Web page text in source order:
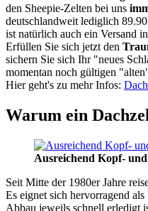
den Sheepie-Zelten bei uns
deutschlandweit lediglich
ist natürlich auch ein Versand
Erfüllen Sie sich jetzt den
sichern Sie sich Ihr "neues
momentan noch gültigen
Hier geht's zu mehr Infos:
Warum ein
Ausreichend Kopf-
Seit Mitte der 1980er Jahre
Es eignet sich hervorragend
Abbau jeweils schnell erledigt